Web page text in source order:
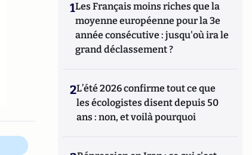
1Les Français moins riches que la
moyenne européenne pour la 3e
année consécutive : jusqu'où ira le
grand déclassement ?
2L’été 2026 confirme tout ce que
les écologistes disent depuis 50
ans : non, et voilà pourquoi